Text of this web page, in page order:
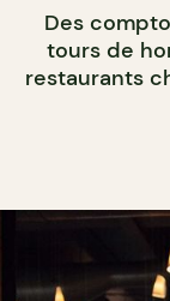
Des
tours de
restaurants